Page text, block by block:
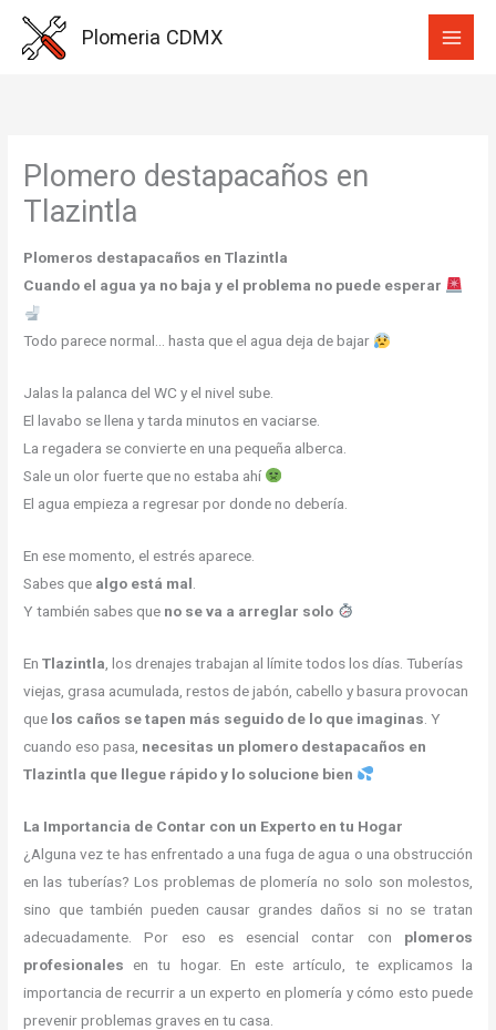
Plomeria CDMX
Plomero destapacaños en
Tlazintla
Plomeros destapacaños en Tlazintla
Cuando el agua ya no baja y el problema no puede esperar
Todo parece normal… hasta que el agua deja de bajar
Jalas la palanca del WC y el nivel sube.
El lavabo se llena y tarda minutos en vaciarse.
La regadera se convierte en una pequeña alberca.
Sale un olor fuerte que no estaba ahí
El agua empieza a regresar por donde no debería.
En ese momento, el estrés aparece.
Sabes que algo está mal
Y también sabes que no se va a arreglar solo
EnTlazintla , los drenajes trabajan al límite todos los días. Tuberías
viejas, grasa acumulada, restos de jabón, cabello y basura provocan
que los caños se tapen más seguido de lo que imaginas . Y
cuando eso pasa, necesitas un plomero destapacaños en
Tlazintla que llegue rápido y lo solucione bien
La Importancia de Contar con un Experto en tu Hogar
¿Alguna vez te has enfrentado a una fuga de agua o una obstrucción
en las tuberías? Los problemas de plomería no solo son molestos,
sino que también pueden causar grandes daños si no se tratan
adecuadamente. Por eso es esencial contar con plomeros
profesionales en tu hogar. En este artículo, te explicamos la
importancia de recurrir a un experto en plomería y cómo esto puede
prevenir problemas graves en tu casa.